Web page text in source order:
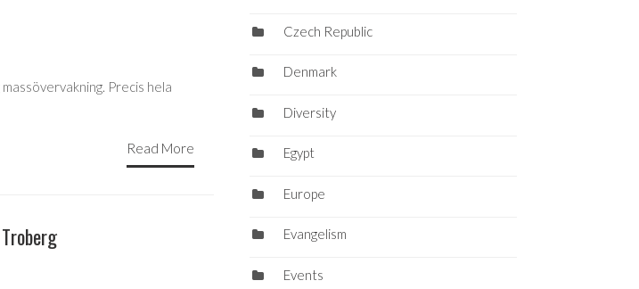
Precis hela
Read More
Czech Republic
Denmark
Diversity
Egypt
Europe
Evangelism
Events